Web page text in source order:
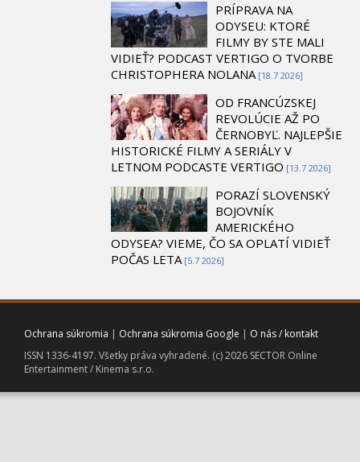
PRÍPRAVA NA
ODYSEU: KTORÉ
FILMY BY STE MALI
VIDIEŤ? PODCAST VERTIGO O TVORBE
CHRISTOPHERA NOLANA [18.7 2026]
OD FRANCÚZSKEJ
REVOLÚCIE AŽ PO
ČERNOBYĽ. NAJLEPŠIE
HISTORICKÉ FILMY A SERIÁLY V
LETNOM PODCASTE VERTIGO [13.7 2026]
PORAZÍ SLOVENSKÝ
BOJOVNÍK
AMERICKÉHO
ODYSEA? VIEME, ČO SA OPLATÍ VIDIEŤ
POČAS LETA [5.7 2026]
Ochrana súkromia | Ochrana súkromia Google | O nás / kontakt
ISSN 1336-4197. Všetky práva vyhradené. (c) 2026 SECTOR Online
Entertainment / Kinema s.r.o.